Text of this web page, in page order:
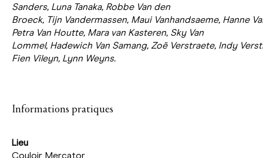
Sanders, Luna Tanaka, Robbe Van den
Broeck, Tijn Vandermassen, Maui Vanhandsaeme, Hanne
Petra Van Houtte, Mara van Kasteren, Sky Van
Lommel, Hadewich Van Samang, Zoë Verstraete, Indy
Fien Vileyn, Lynn Weyns.
Informations pratiques
Lieu
Couloir Mercator